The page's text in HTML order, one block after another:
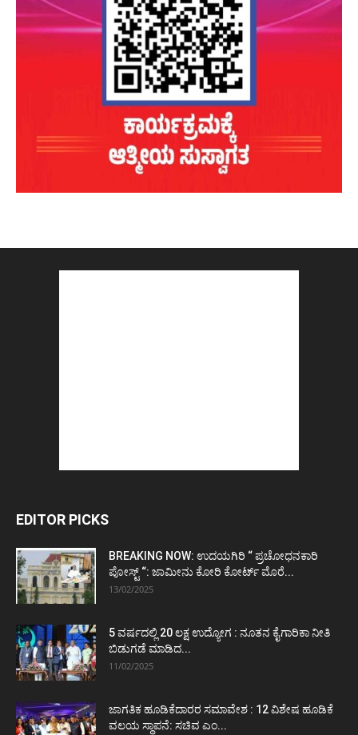
EDITOR PICKS
BREAKING NOW: ಉದಯಗಿರಿ “ ಪ್ರಚೋಧನಕಾರಿ
ಪೋಸ್ಟ್‌ “: ಜಾಮೀನು ಕೋರಿ ಕೋರ್ಟ್‌ ಮೊರೆ...
13/02/2025
5 ವರ್ಷದಲ್ಲಿ 20 ಲಕ್ಷ ಉದ್ಯೋಗ : ನೂತನ ಕೈಗಾರಿಕಾ ನೀತಿ
ಬಿಡುಗಡೆ ಮಾಡಿದ...
11/02/2025
ಜಾಗತಿಕ ಹೂಡಿಕೆದಾರರ ಸಮಾವೇಶ : 12 ವಿಶೇಷ ಹೂಡಿಕೆ
ವಲಯ ಸ್ಥಾಪನೆ: ಸಚಿವ ಎಂ...